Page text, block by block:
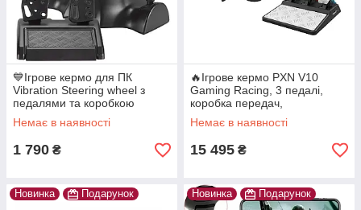
💙Ігрове кермо для ПК
Vibration Steering wheel з
педалями та коробкою
передач для комп'ютера
PC/PS3/PS2/ 3в1
Немає в наявності
1 790 ₴
🔥Ігрове кермо PXN V10
Gaming Racing, 3 педалі,
коробка передач,
PC/PS3/PS4/XO/SWITCH
270°/900°
Немає в наявності
15 495 ₴
Новинка Подарунок Новинка Подарунок